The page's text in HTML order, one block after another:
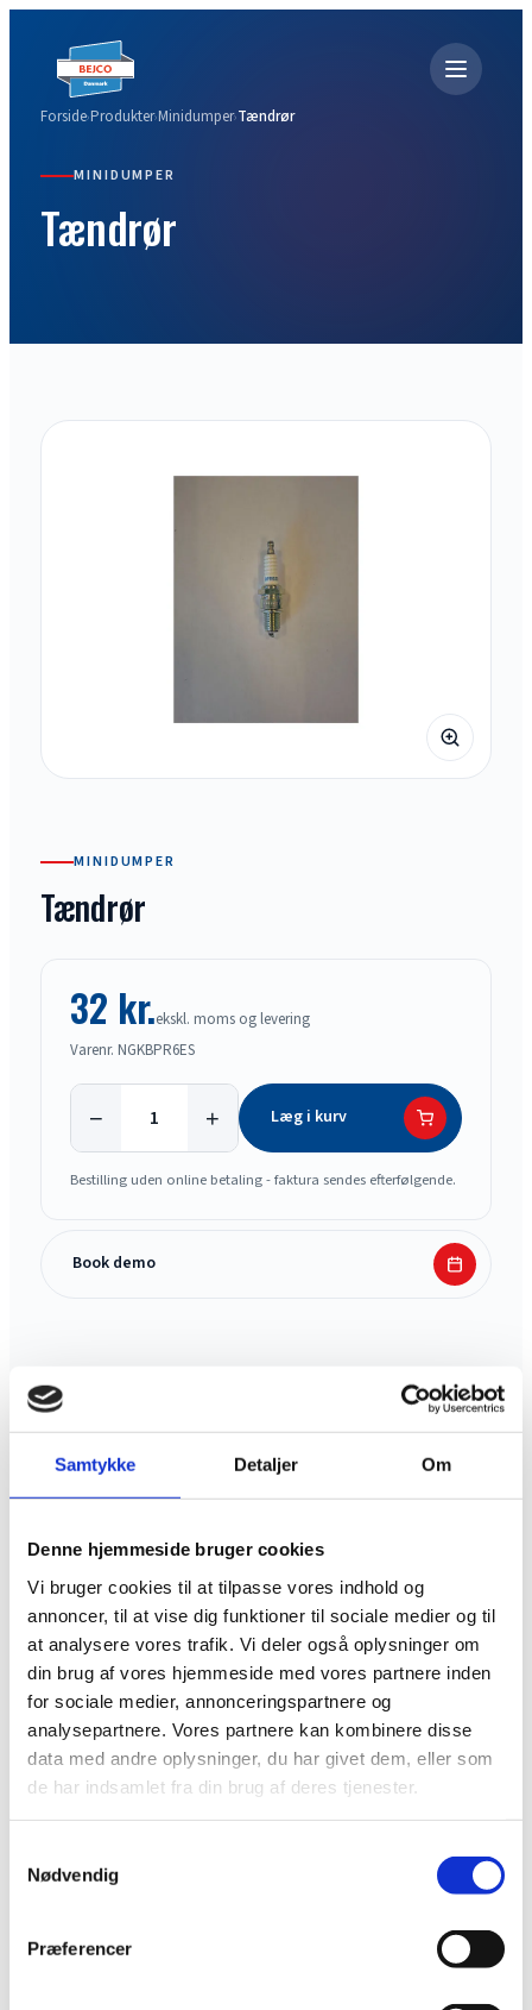
Samtykke Detaljer Om
Denne hjemmeside bruger cookies
Vi bruger cookies til at tilpasse vores indhold og
annoncer, til at vise dig funktioner til sociale medier og til
at analysere vores trafik. Vi deler også oplysninger om
din brug af vores hjemmeside med vores partnere inden
for sociale medier, annonceringspartnere og
analysepartnere. Vores partnere kan kombinere disse
data med andre oplysninger, du har givet dem, eller som
de har indsamlet fra din brug af deres tjenester.
Nødvendig
Præferencer
Forside›Produkter›Minidumper›Tændrør
MINIDUMPER
Tændrør
MINIDUMPER
Tændrør
32 kr.ekskl. moms og levering
Varenr. NGKBPR6ES
− + Læg i kurv
Bestilling uden online betaling - faktura sendes efterfølgende.
Book demo
Andre produkter i Minidumper
Se alle
MINIDUMPER
Kørehåndtag H